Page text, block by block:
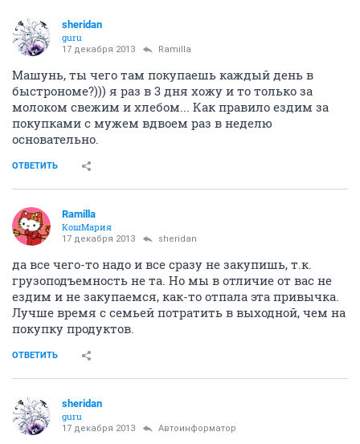
sheridan
guru
17 декабря 2013 Ramilla
Машунь, ты чего там покупаешь каждый день в
быстрономе?))) я раз в 3 дня хожу и то только за
молоком свежим и хлебом... Как правило ездим за
покупками с мужем вдвоем раз в неделю
основательно.
ОТВЕТИТЬ
Ramilla
КошМария
17 декабря 2013 sheridan
да все чего-то надо и все сразу не закупишь, т.к.
грузоподъемность не та. Но мы в отличие от вас не
ездим и не закупаемся, как-то отпала эта привычка.
Лучше время с семьей потратить в выходной, чем на
покупку продуктов.
ОТВЕТИТЬ
sheridan
guru
17 декабря 2013 Автоинформатор